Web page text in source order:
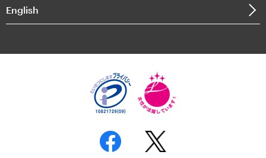
個人情報保護方針
反社会的勢力に対する基本方針
English